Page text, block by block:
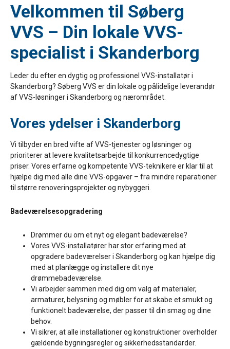
l
a
n
k
.
Velkommen til Søberg
VVS – Din lokale VVS-
specialist i Skanderborg
Leder du efter en dygtig og professionel VVS-installatør i
Skanderborg? Søberg VVS er din lokale og pålidelige leverandør
af VVS-løsninger i Skanderborg og nærområdet.
Vores ydelser i Skanderborg
Vi tilbyder en bred vifte af VVS-tjenester og løsninger og
prioriterer at levere kvalitetsarbejde til konkurrencedygtige
priser. Vores erfarne og kompetente VVS-teknikere er klar til at
hjælpe dig med alle dine VVS-opgaver – fra mindre reparationer
til større renoveringsprojekter og nybyggeri.
Badeværelsesopgradering
Drømmer du om et nyt og elegant badeværelse?
Vores VVS-installatører har stor erfaring med at
opgradere badeværelser i Skanderborg og kan hjælpe dig
med at planlægge og installere dit nye
drømmebadeværelse.
Vi arbejder sammen med dig om valg af materialer,
armaturer, belysning og møbler for at skabe et smukt og
funktionelt badeværelse, der passer til din smag og dine
behov.
Vi sikrer, at alle installationer og konstruktioner overholder
gældende bygningsregler og sikkerhedsstandarder.